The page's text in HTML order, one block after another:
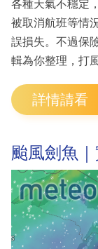
各種天氣不穩定
被取消航班等情
誤損失。不過保
輯為你整理，打
詳情請看
颱風劍魚